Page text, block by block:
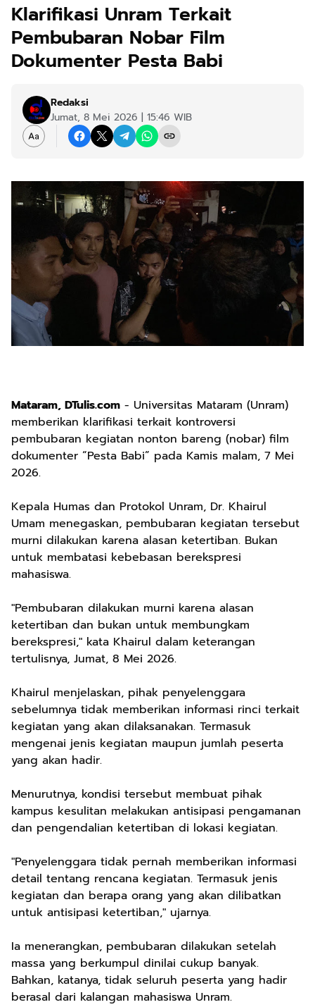
Klarifikasi Unram Terkait
Pembubaran Nobar Film
Dokumenter Pesta Babi
Redaksi
Jumat, 8 Mei 2026 | 15:46 WIB
Mataram, DTulis.com - Universitas Mataram (Unram)
memberikan klarifikasi terkait kontroversi
pembubaran kegiatan nonton bareng (nobar) film
dokumenter “Pesta Babi” pada Kamis malam, 7 Mei
2026.
Kepala Humas dan Protokol Unram, Dr. Khairul
Umam menegaskan, pembubaran kegiatan tersebut
murni dilakukan karena alasan ketertiban. Bukan
untuk membatasi kebebasan berekspresi
mahasiswa.
"Pembubaran dilakukan murni karena alasan
ketertiban dan bukan untuk membungkam
berekspresi," kata Khairul dalam keterangan
tertulisnya, Jumat, 8 Mei 2026.
Khairul menjelaskan, pihak penyelenggara
sebelumnya tidak memberikan informasi rinci terkait
kegiatan yang akan dilaksanakan. Termasuk
mengenai jenis kegiatan maupun jumlah peserta
yang akan hadir.
Menurutnya, kondisi tersebut membuat pihak
kampus kesulitan melakukan antisipasi pengamanan
dan pengendalian ketertiban di lokasi kegiatan.
"Penyelenggara tidak pernah memberikan informasi
detail tentang rencana kegiatan. Termasuk jenis
kegiatan dan berapa orang yang akan dilibatkan
untuk antisipasi ketertiban," ujarnya.
Ia menerangkan, pembubaran dilakukan setelah
massa yang berkumpul dinilai cukup banyak.
Bahkan, katanya, tidak seluruh peserta yang hadir
berasal dari kalangan mahasiswa Unram.